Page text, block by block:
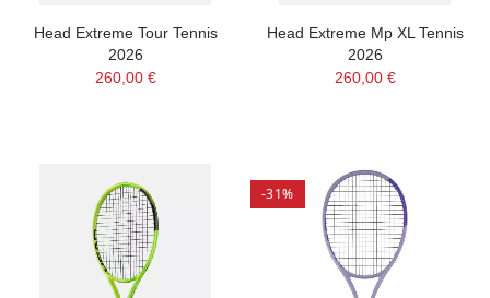
Head Extreme Tour Tennis
2026
260,00 €
Head Extreme Mp XL Tennis
2026
260,00 €
-31%